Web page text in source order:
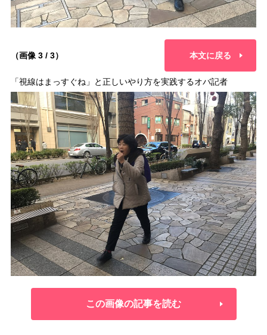
（画像 3 / 3） 本文に戻る
「視線はまっすぐね」と正しいやり方を実践するオバ記者
この画像の記事を読む